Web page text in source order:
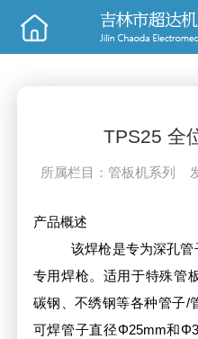
TPS25 全
所属栏目：管板机系列
产品概述
该焊枪是专为深孔管
专用焊枪。适用于特殊管
碳钢、不绣钢等各种管子/
可焊管子直径Φ25mm和